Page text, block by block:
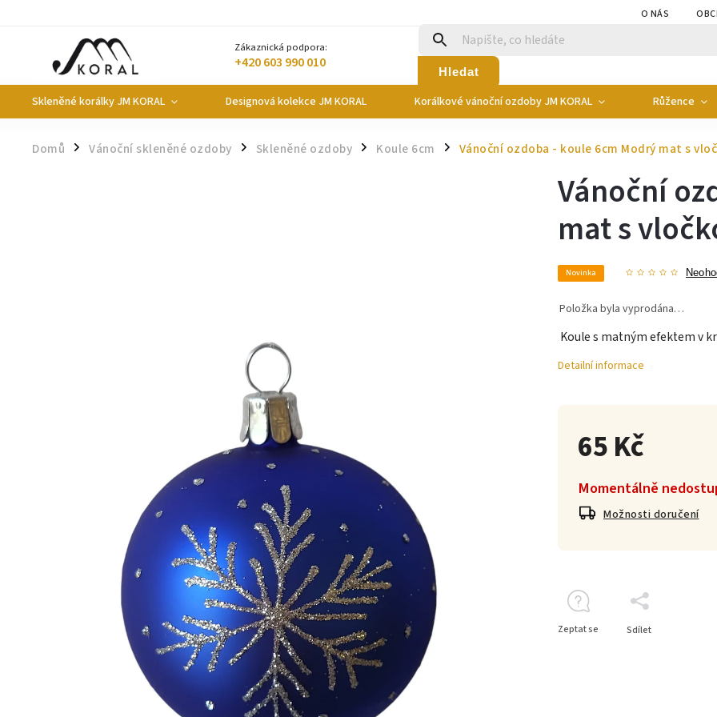
O NÁS
Zákaznická podpora:
+420 603 990 010 Hledat
Skleněné korálky JM KORAL Designová kolekce JM KORAL Korálkové vánoční ozdoby JM KORAL Růžence
Domů / Vánoční skleněné ozdoby / Skleněné ozdoby / Koule 6cm / Vánoční ozdoba - koule 6cm Modrý mat s
65 Kč
Momentálně
Možnosti doručení
Vánoční
mat s
Novinka
Položka byla vyprodána…
Koule s matným efektem v
Detailní informace
Zeptat se Sdílet